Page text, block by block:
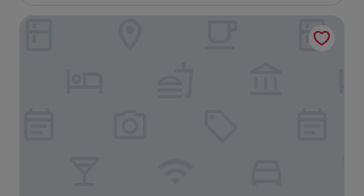
Residence Inn Phoenix Glendale Sports & Entertainment